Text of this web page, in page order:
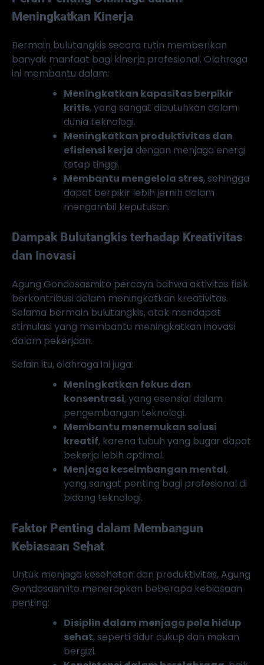
Meningkatkan Kinerja
Bermain bulutangkis secara rutin memberikan
banyak manfaat bagi kinerja profesional. Olahraga
ini membantu dalam:
Meningkatkan kapasitas berpikir
kritis, yang sangat dibutuhkan dalam
dunia teknologi.
Meningkatkan produktivitas dan
efisiensi kerja dengan menjaga energi
tetap tinggi.
Membantu mengelola stres, sehingga
dapat berpikir lebih jernih dalam
mengambil keputusan.
Dampak Bulutangkis terhadap Kreativitas
dan Inovasi
Agung Gondosasmito percaya bahwa aktivitas fisik
berkontribusi dalam meningkatkan kreativitas.
Selama bermain bulutangkis, otak mendapat
stimulasi yang membantu meningkatkan inovasi
dalam pekerjaan.
Selain itu, olahraga ini juga:
Meningkatkan fokus dan
konsentrasi, yang esensial dalam
pengembangan teknologi.
Membantu menemukan solusi
kreatif, karena tubuh yang bugar dapat
bekerja lebih optimal.
Menjaga keseimbangan mental,
yang sangat penting bagi profesional di
bidang teknologi.
Faktor Penting dalam Membangun
Kebiasaan Sehat
Untuk menjaga kesehatan dan produktivitas, Agung
Gondosasmito menerapkan beberapa kebiasaan
penting:
Disiplin dalam menjaga pola hidup
sehat, seperti tidur cukup dan makan
bergizi.